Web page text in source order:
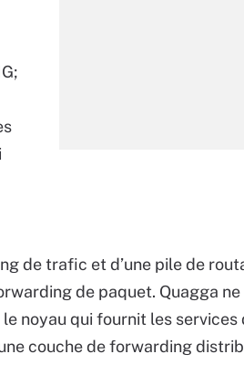
de trafic et d’une pile de
de paquet. Quagga
noyau qui fournit les services
couche de forwarding